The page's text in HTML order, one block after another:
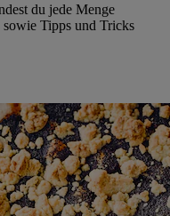
du jede Menge
Tipps und Tricks